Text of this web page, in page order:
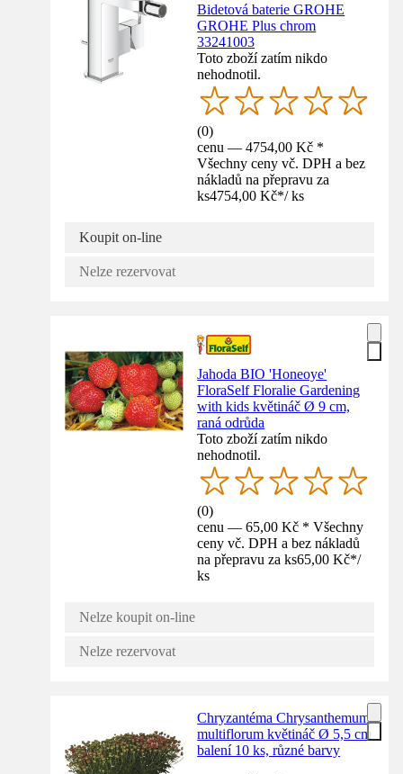
Bidetová baterie GROHE
GROHE Plus chrom
33241003
Toto zboží zatím nikdo
nehodnotil.
(0)
cenu — 4754,00 Kč *
Všechny ceny vč. DPH a bez
nákladů na přepravu za
ks4754,00 Kč*/ ks
Koupit on-line
Nelze rezervovat
Jahoda BIO 'Honeoye'
FloraSelf Floralie Gardening
with kids květináč Ø 9 cm,
raná odrůda
Toto zboží zatím nikdo
nehodnotil.
(0)
cenu — 65,00 Kč * Všechny
ceny vč. DPH a bez nákladů
na přepravu za ks65,00 Kč*/
ks
Nelze koupit on-line
Nelze rezervovat
Chryzantéma Chrysanthemum
multiflorum květináč Ø 5,5 cm
balení 10 ks, různé barvy